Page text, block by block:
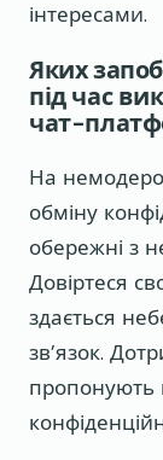
інтересами.
Яких
під час
чат-
На
обміну
обережні з
Довіртеся
здається
зв’язок.
пропонують